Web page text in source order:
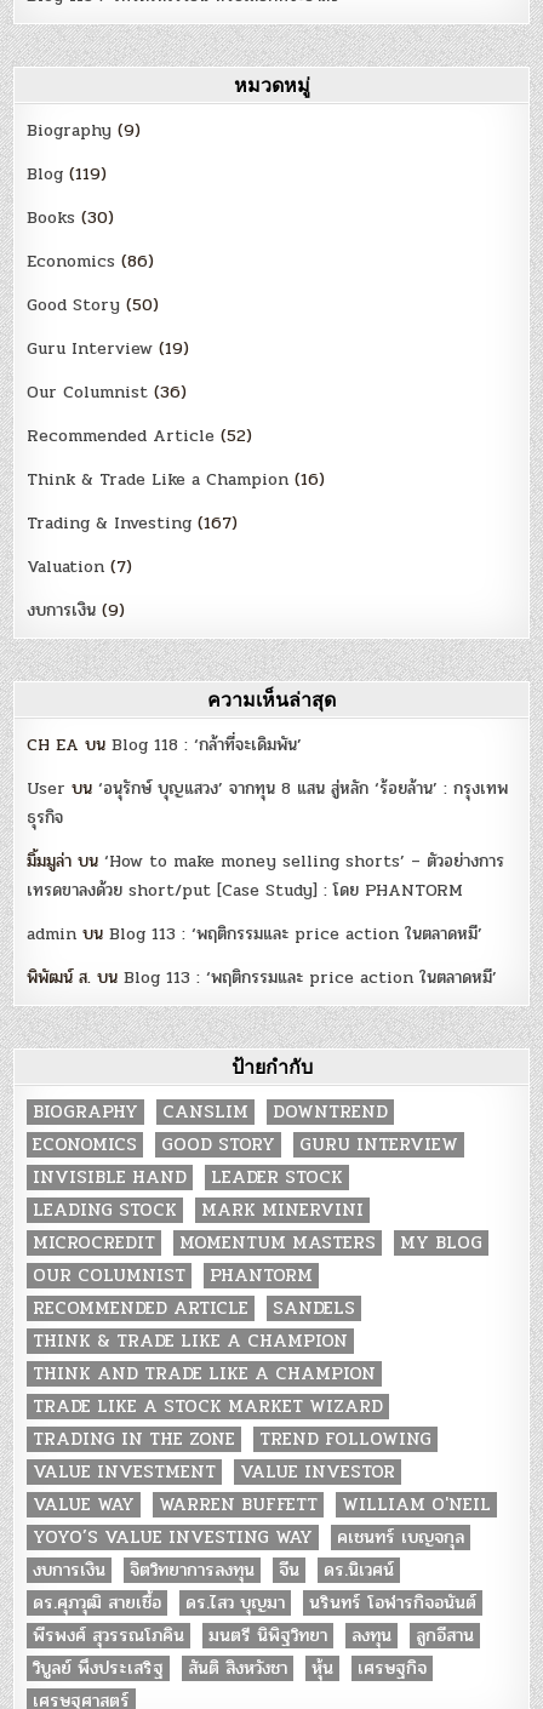
หมวดหมู่
Biography (9)
Blog (119)
Books (30)
Economics (86)
Good Story (50)
Guru Interview (19)
Our Columnist (36)
Recommended Article (52)
Think & Trade Like a Champion (16)
Trading & Investing (167)
Valuation (7)
งบการเงิน (9)
ความเห็นล่าสุด
CH EA บนBlog 118 : ‘กล้าที่จะเดิมพัน’
User บน‘อนุรักษ์ บุญแสวง’ จากทุน 8 แสน สู่หลัก ‘ร้อยล้าน’ : กรุงเทพ
ธุรกิจ
มิ้มมูล่า บน‘How to make money selling shorts’ – ตัวอย่างการ
เทรดขาลงด้วย short/put [Case Study] : โดย PHANTORM
admin บนBlog 113 : ‘พฤติกรรมและ price action ในตลาดหมี’
พิพัฒน์ ส. บนBlog 113 : ‘พฤติกรรมและ price action ในตลาดหมี’
ป้ายกำกับ
BIOGRAPHY CANSLIM
DOWNTREND
ECONOMICS
GOOD STORY
GURU INTERVIEW
INVISIBLE HAND
LEADER STOCK
LEADING STOCK
MARK MINERVINI
MICROCREDIT
MOMENTUM MASTERS
MY BLOG
OUR COLUMNIST
PHANTORM
RECOMMENDED ARTICLE
SANDELS
THINK & TRADE LIKE A CHAMPION
THINK AND TRADE LIKE A CHAMPION
TRADE LIKE A STOCK MARKET WIZARD
TRADING IN THE ZONE
TREND FOLLOWING
VALUE INVESTMENT
VALUE INVESTOR
VALUE WAY
WARREN BUFFETT
WILLIAM O'NEIL
YOYO’S VALUE INVESTING WAY
คเชนทร์ เบญจกุล
งบการเงิน
จิตวิทยาการลงทุน จีน
ดร.นิเวศน์
ดร.ศุภวุฒิ สายเชื้อ
ดร.ไสว บุญมา
นรินทร์ โอฬารกิจอนันต์
พีรพงศ์ สุวรรณโภคิน
มนตรี นิพิฐวิทยา ลงทุน
ลูกอีสาน
วิบูลย์ พึงประเสริฐ
สันติ สิงหวังชา หุ้น
เศรษฐกิจ
เศรษฐศาสตร์